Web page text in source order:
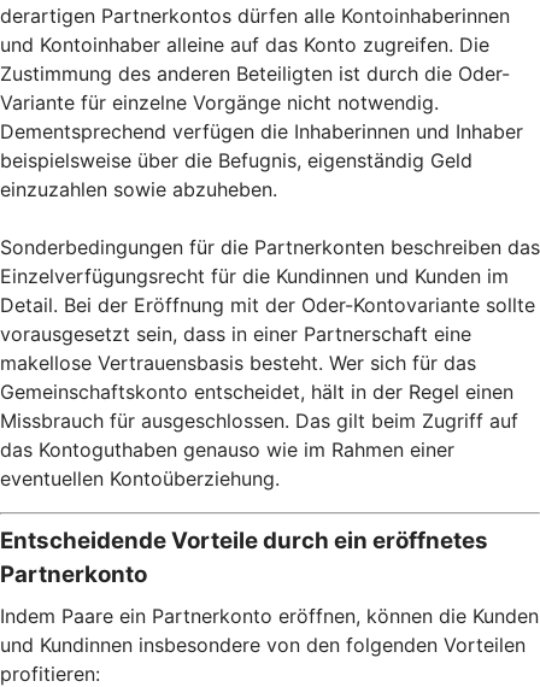
derartigen Partnerkontos dürfen alle Kontoinhaberinnen
und Kontoinhaber alleine auf das Konto zugreifen. Die
Zustimmung des anderen Beteiligten ist durch die Oder-
Variante für einzelne Vorgänge nicht notwendig.
Dementsprechend verfügen die Inhaberinnen und Inhaber
beispielsweise über die Befugnis, eigenständig Geld
einzuzahlen sowie abzuheben.
Sonderbedingungen für die Partnerkonten beschreiben das
Einzelverfügungsrecht für die Kundinnen und Kunden im
Detail. Bei der Eröffnung mit der Oder-Kontovariante sollte
vorausgesetzt sein, dass in einer Partnerschaft eine
makellose Vertrauensbasis besteht. Wer sich für das
Gemeinschaftskonto entscheidet, hält in der Regel einen
Missbrauch für ausgeschlossen. Das gilt beim Zugriff auf
das Kontoguthaben genauso wie im Rahmen einer
eventuellen Kontoüberziehung.
Entscheidende Vorteile durch ein eröffnetes
Partnerkonto
Indem Paare ein Partnerkonto eröffnen, können die Kunden
und Kundinnen insbesondere von den folgenden Vorteilen
profitieren: